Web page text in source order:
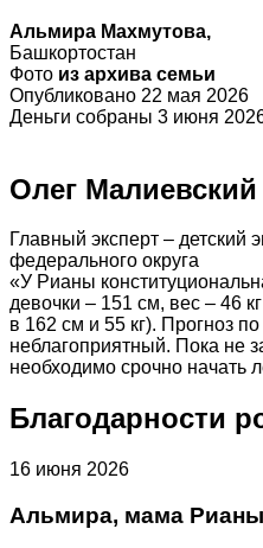
Альмира Махмутова,
Башкортостан
Фото из архива семьи
Опубликовано 22 мая 2026
Деньги собраны 3 июня
Олег Малиевский
Главный эксперт – детский
федерального округа
«У Рианы
девочки – 151 см, вес – 46
в 162 см и 55 кг). Прогноз
неблагоприятный. Пока не
необходимо срочно начать
Благодарности
16 июня 2026
Альмира, мама